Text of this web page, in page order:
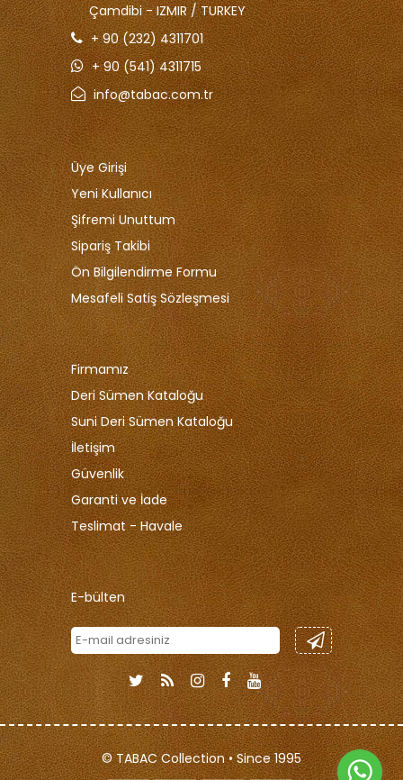
Çamdibi - IZMIR / TURKEY
+ 90 (232) 4311701
+ 90 (541) 4311715
info@tabac.com.tr
Üye Girişi
Yeni Kullanıcı
Şifremi Unuttum
Sipariş Takibi
Ön Bilgilendirme Formu
Mesafeli Satiş Sözleşmesi
Firmamız
Deri Sümen Kataloğu
Suni Deri Sümen Kataloğu
İletişim
Güvenlik
Garanti ve İade
Teslimat - Havale
E-bülten
© TABAC Collection • Since 1995